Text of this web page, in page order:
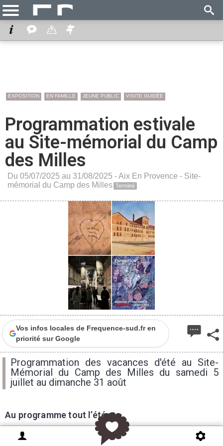
EXPOSITION EN FAMILLE JEUNE PUBLIC VISITE GUIDÉE
Programmation estivale
au Site-mémorial du Camp
des Milles
Du 05/07/2025 au 31/08/2025 -Aix En Provence - Site-
mémorial du Camp des Milles Terminé
Vos infos locales de Frequence-sud.fr en
priorité sur Google
Programmation des vacances d'été au Site-
Mémorial du Camp des Milles du samedi 5
juillet au dimanche 31 août
Au programme tout l’été :
Visites guidées quotidiennes